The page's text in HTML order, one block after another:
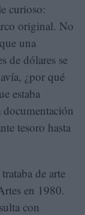
curioso:
original. No
una
de dólares se
¿por qué
estaba
tesoro hasta
de arte
en 1980.
con